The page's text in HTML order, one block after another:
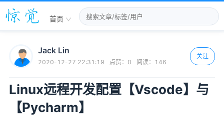
首页
Jack Lin
2020-12-27 22:31:19 点赞： 0 阅读： 146
关注
Linux远程开发配置【Vscode】与
【Pycharm】